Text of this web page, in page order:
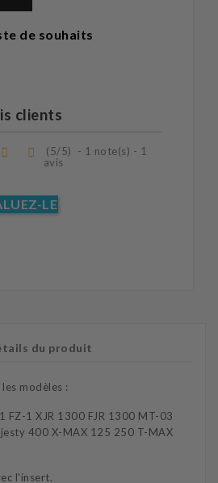
de souhaits
clients
( 5/5) - 1 note(s) - 1
avis
LE
du produit
modèles :
FZ-1 XJR 1300 FJR 1300 MT-03
400 X-MAX 125 250 T-MAX
l'insert.